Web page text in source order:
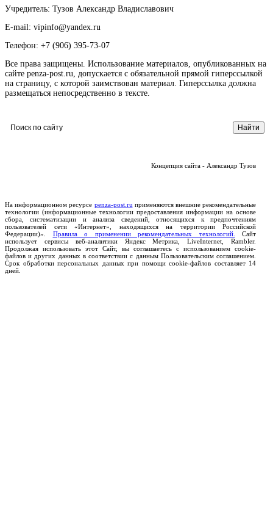
Учредитель: Тузов Александр Владиславович
E-mail: vipinfo@yandex.ru
Телефон: +7 (906) 395-73-07
Все права защищены. Использование материалов, опубликованных на
сайте penza-post.ru, допускается с обязательной прямой гиперссылкой
на страницу, с которой заимствован материал. Гиперссылка должна
размещаться непосредственно в тексте.
Концепция сайта - Александр Тузов
На информационном ресурсе penza-post.ru применяются внешние рекомендательные
технологии (информационные технологии предоставления информации на основе
сбора, систематизации и анализа сведений, относящихся к предпочтениям
пользователей сети «Интернет», находящихся на территории Российской
Федерации)». Правила о применении рекомендательных технологий.
Сайт
использует сервисы веб-аналитики Яндекс Метрика, LiveInternet, Rambler.
Продолжая использовать этот Сайт, вы соглашаетесь с использованием cookie-
файлов и других данных в соответствии с данным Пользовательским соглашением.
Срок обработки персональных данных при помощи cookie-файлов составляет 14
дней.